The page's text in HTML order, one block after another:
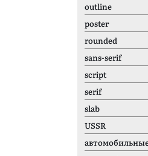
outline
poster
rounded
sans-serif
script
serif
slab
USSR